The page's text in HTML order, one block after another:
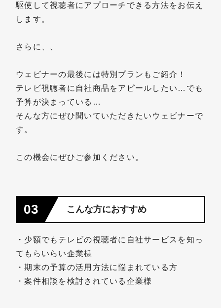
駆使して視聴者にアプローチできる方法をお伝え
します。
さらに、、
ウェビナーの最後には特別プランもご紹介！
テレビ視聴者に自社商品をアピールしたい…でも
予算が決まっている…
そんな方にぜひ聞いていただきたいウェビナーで
す。
この機会にぜひご参加ください。
03 こんな方におすすめ
・少額でもテレビの視聴者に自社サービスを知っ
てもらいらい企業様
・期末の予算の活用方法に悩まれている方
・案件相談を検討されている企業様